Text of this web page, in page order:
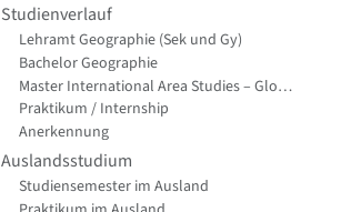
Studienverlauf
Lehramt Geographie (Sek und Gy)
Bachelor Geographie
Master International Area Studies – Global Change Geography
Praktikum / Internship
Anerkennung
Auslandsstudium
Studiensemester im Ausland